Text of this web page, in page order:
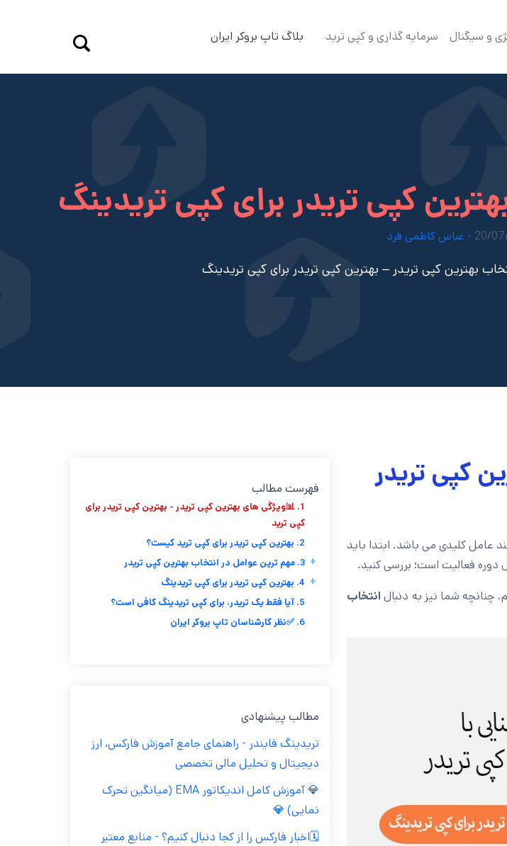
و سیگنال سرمایه گذاری و کپی ترید بلاگ تاپ بروکر ایران
کپی تریدر برای کپی تریدینگ
عباس کاظمی فرد
بهترین کپی تریدر – بهترین کپی تریدر برای کپی تریدینگ
کپی تریدر
عامل کلیدی می باشد. ابتدا باید
فعالیت است؛ بررسی کنید.
چنانچه شما نیز به دنبالانتخاب
فهرست مطالب
1. 📊ویژگی های بهترین کپی تریدر - بهترین کپی تریدر برای
کپی ترید
2. بهترین کپی تریدر برای کپی ترید کیست؟
3. مهم ترین عوامل در انتخاب بهترین کپی تریدر +
4. بهترین کپی تریدر برای کپی تریدینگ +
5. آیا فقط یک تریدر، برای کپی تریدینگ کافی است؟
6. ✅نظر کارشناسان تاپ بروکر ایران
مطالب پیشنهادی
تریدینگ فایندر - راهنمای جامع آموزش فارکس، ارز
دیجیتال و تحلیل مالی تخصصی
💎 آموزش کامل اندیکاتور EMA (میانگین تحرک
نمایی) 💎
🗓️اخبار فارکس را از کجا دنبال کنیم؟ - منابع معتبر